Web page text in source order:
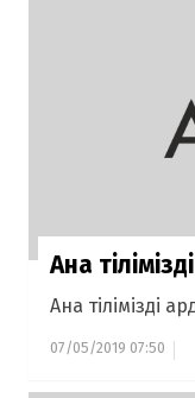
Ана
Ана тілімізді
07/05/2019 07:50